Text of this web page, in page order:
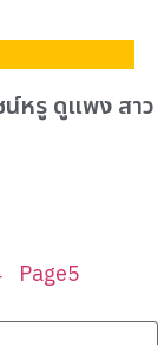
น์หรู ดูแพง สาว
Page5